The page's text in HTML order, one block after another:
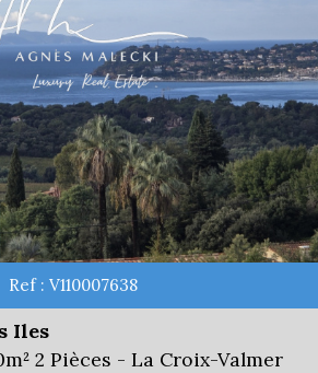
25KM
RECHERCHER
+ de critères
Ref : V110007638
Iles
2 Pièces - La Croix-Valmer